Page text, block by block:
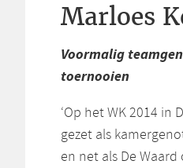
Marloes
Voormalig
toernooien
‘Op het WK 2014 in
gezet als
en net als De